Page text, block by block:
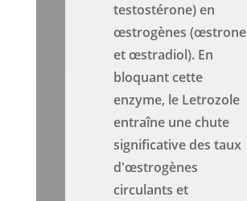
testostérone) en
œstrogènes (œstrone
et œstradiol). En
bloquant cette
enzyme, le Letrozole
entraîne une chute
significative des taux
d'œstrogènes
circulants et